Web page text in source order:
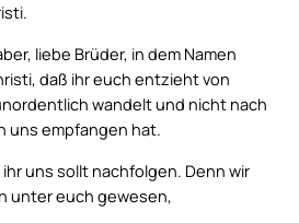
liebe Brüder, in dem Namen
daß ihr euch entzieht von
wandelt und nicht nach
uns empfangen hat.
uns sollt nachfolgen. Denn wir
unter euch gewesen,